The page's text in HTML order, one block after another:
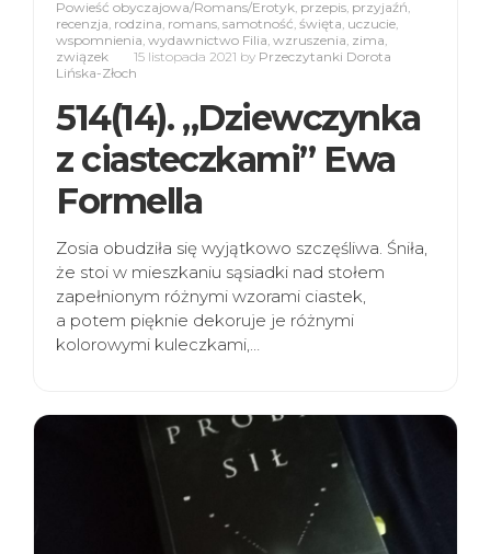
Powieść obyczajowa/Romans/Erotyk, przepis, przyjaźń,
recenzja, rodzina, romans, samotność, święta, uczucie,
wspomnienia, wydawnictwo Filia, wzruszenia, zima,
związek
15 listopada 2021 by Przeczytanki Dorota
Lińska-Złoch
514(14). „Dziewczynka
z ciasteczkami” Ewa
Formella
Zosia obudziła się wyjątkowo szczęśliwa. Śniła,
że stoi w mieszkaniu sąsiadki nad stołem
zapełnionym różnymi wzorami ciastek,
a potem pięknie dekoruje je różnymi
kolorowymi kuleczkami,…